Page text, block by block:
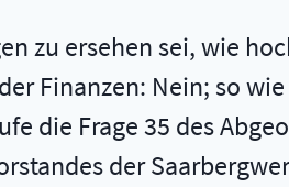
zu ersehen sei, wie
Finanzen: Nein; so
die Frage 35 des
der